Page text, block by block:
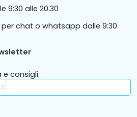
9:30 alle 20.30
chat o whatsapp dalle 9:30
e consigli.